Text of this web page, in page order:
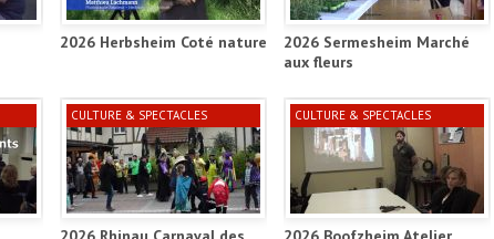
2026 Herbsheim Coté nature
2026 Sermesheim Marché
aux fleurs
CULTURE & SPECTACLES CULTURE & SPECTACLES